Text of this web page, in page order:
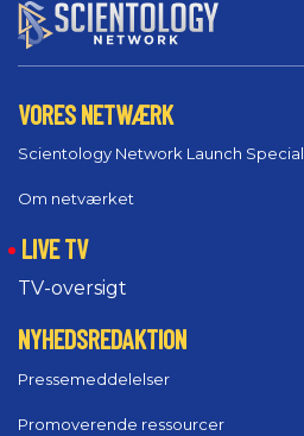
VORES NETWÆRK
Scientology Network Launch Special
Om netværket
LIVE TV
TV-oversigt
NYHEDSREDAKTION
Pressemeddelelser
Promoverende ressourcer